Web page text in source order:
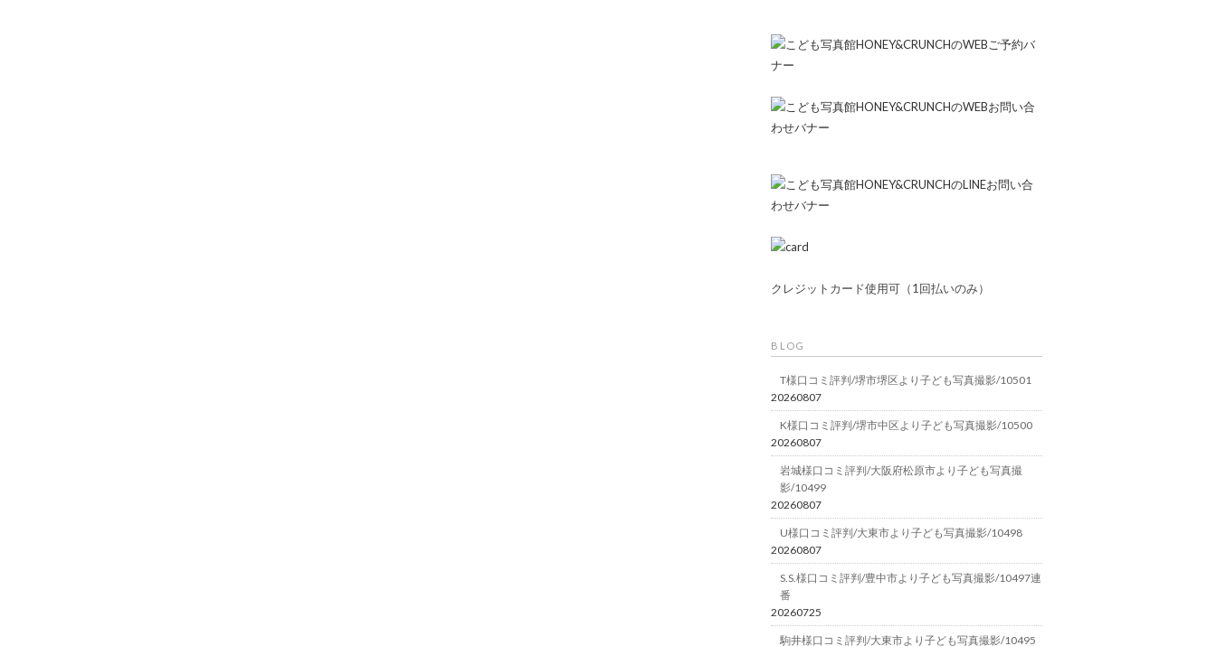
クレジットカード使用可（1回払いのみ）
BLOG
T様口コミ評判/堺市堺区より子ども写真撮影/10501
20260807
K様口コミ評判/堺市中区より子ども写真撮影/10500
20260807
岩城様口コミ評判/大阪府松原市より子ども写真撮
影/10499
20260807
U様口コミ評判/大東市より子ども写真撮影/10498
20260807
S.S.様口コミ評判/豊中市より子ども写真撮影/10497連
番
20260725
駒井様口コミ評判/大東市より子ども写真撮影/10495